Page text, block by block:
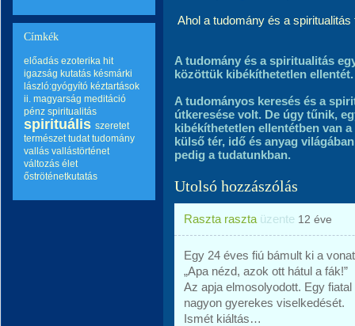
Címkék
előadás ezoterika hit
igazság kutatás késmárki
lászló:gyógyító kéztartások
ii. magyarság meditáció
pénz spiritualitás
spirituális szeretet
természet tudat tudomány
vallás vallástörténet
változás élet
őströténetkutatás
Ahol a tudomány és a spiritualitás
A tudomány és a spiritualitás
közöttük kibékíthetetlen ellentét.
A tudományos keresés és a
útkeresése volt. De úgy tűnik,
kibékíthetetlen ellentétben van
külső tér, idő és anyag
pedig a tudatunkban.
Utolsó hozzászólás
Raszta raszta üzente 12 éve
Egy 24 éves fiú bámult ki a
„Apa nézd, azok ott hátul a fák!”
Az apja elmosolyodott. Egy
nagyon gyerekes viselkedését.
Ismét kiáltás…